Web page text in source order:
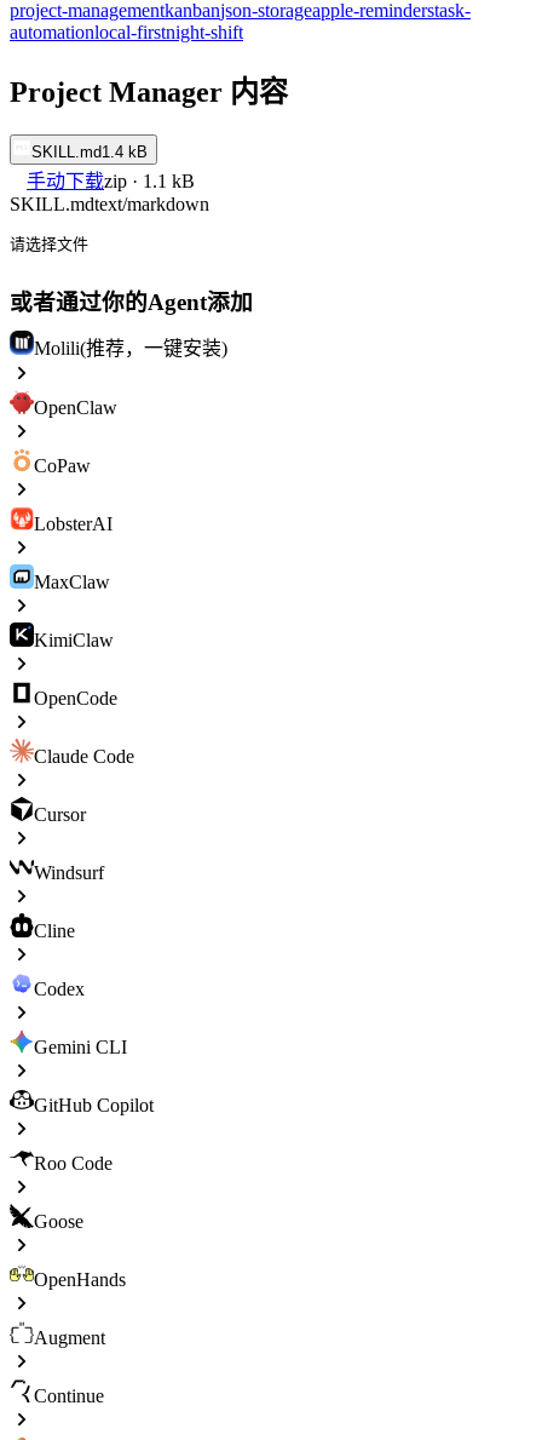
project-managementkanbanjson-storageapple-reminderstask-
automationlocal-firstnight-shift
Project Manager 内容
SKILL.md1.4 kB
手动下载zip · 1.1 kB
SKILL.mdtext/markdown
请选择文件
或者通过你的Agent添加
Molili(推荐，一键安装)
OpenClaw
CoPaw
LobsterAI
MaxClaw
KimiClaw
OpenCode
Claude Code
Cursor
Windsurf
Cline
Codex
Gemini CLI
GitHub Copilot
Roo Code
Goose
OpenHands
Augment
Continue